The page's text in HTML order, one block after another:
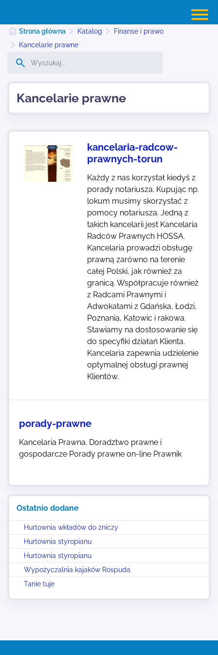
Kontakt
Strona główna Katalog
Finanse i prawo
Kancelarie prawne
Ostatnio dodane
Hurtownia wkładów do zniczy
Hurtownia styropianu
Hurtownia styropianu
Wypożyczalnia kajaków Rospuda
Tanie tuje
Kancelarie prawne
kancelaria-radcow-
prawnych-torun
Każdy z nas korzystał kiedyś z
porady notariusza. Kupując np.
lokum musimy skorzystać z
pomocy notariusza. Jedną z
takich kancelarii jest Kancelaria
Radców Prawnych HOSSA.
Kancelaria prowadzi obsługę
prawną zarówno na terenie
całej Polski, jak również za
granicą. Współpracuje również
z Radcami Prawnymi i
Adwokatami z Gdańska, Łodzi,
Poznania, Katowic i rakowa.
Stawiamy na dostosowanie się
do specyfiki działań Klienta.
Kancelaria zapewnia udzielenie
optymalnej obsługi prawnej
Klientów.
porady-prawne
Kancelaria Prawna. Doradztwo prawne i
gospodarcze Porady prawne on-line Prawnik